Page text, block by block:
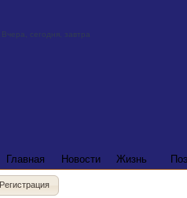
Главная Новости Жизнь
Регистрация